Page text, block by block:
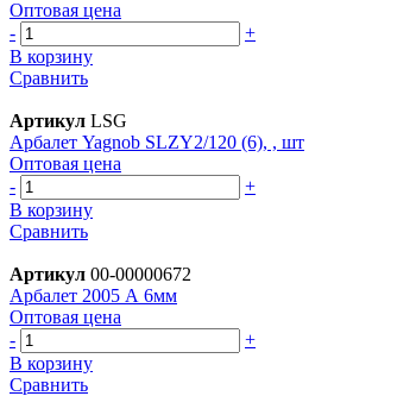
Оптовая цена
-
+
В корзину
Сравнить
Артикул LSG
Арбалет Yagnob SLZY2/120 (6), , шт
Оптовая цена
-
+
В корзину
Сравнить
Артикул 00-00000672
Арбалет 2005 А 6мм
Оптовая цена
-
+
В корзину
Сравнить